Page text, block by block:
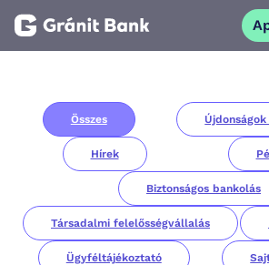
Vállalkozásoknak
Befektetőknek
Összes
Hírek
Biztonságos bankolás
Társadalmi felelősségvállalás
Ügyféltájékoztató